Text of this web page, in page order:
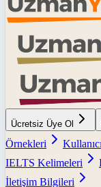
Ücretsiz Üye Ol
Örnekleri
IELTS Kelimeleri
İletişim Bilgileri